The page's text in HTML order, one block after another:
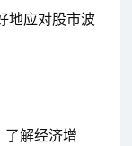
地应对股市波
了解经济增